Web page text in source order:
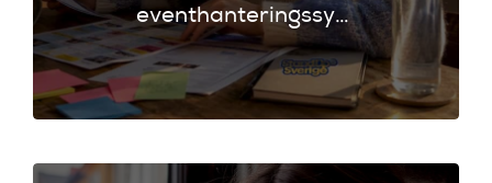
eventhanteringssystem
för standup-
arrangörer. Få
insikter om
evenemangskalender